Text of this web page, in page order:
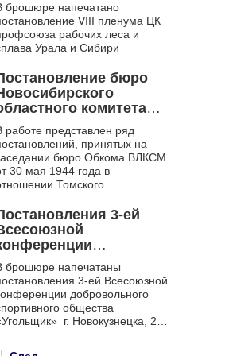
и Сибири
брошюре напечатано
VIII пленума ЦК
рабочих леса и
Урала и Сибири
бюро
комитета
от 30 мая 1944
О работе Томского
комитета
работе представлен ряд
принятых на
бюро Обкома ВЛКСМ
30 мая 1944 года в
Томского
отчета о
работе
3-ей
общества
г. Ленинск-
20-21 апреля
г.
брошюре напечатаны
3-ей Всесоюзной
добровольного
общества
г. Новокузнецка, 20-